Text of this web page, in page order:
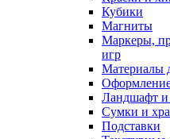
Кубики
Магниты
Маркеры,
игр
Материалы
Ландшафт
Сумки и
Подставки